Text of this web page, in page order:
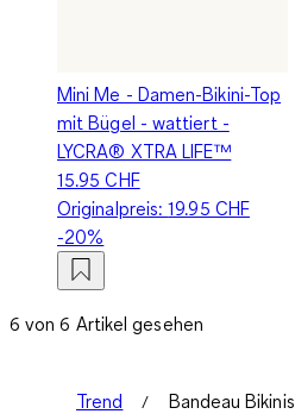
Mini Me - Damen-Bikini-Top
mit Bügel - wattiert -
LYCRA® XTRA LIFE™
15.95 CHF
Originalpreis:19.95 CHF
-20%
6 von 6 Artikel gesehen
Trend Bandeau Bikinis